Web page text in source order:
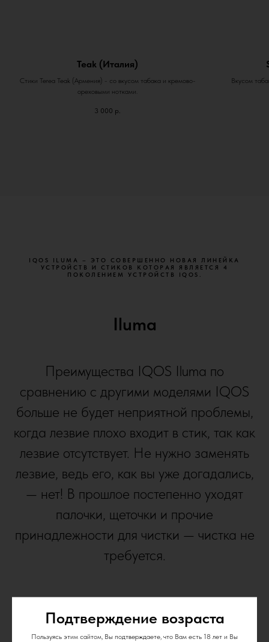
Подтверждение возраста
Пользуясь этим сайтом, Вы подтверждаете, что Вам есть 18 лет и Вы
Teak (Италия)
Стики Terea Teak (Армения) - со вкусом табака и кремово-
ореховыми нотками.
3 000 р.
Вкусом
IQOS ILUMA – ЭТО СОВЕРШЕННО НОВАЯ ЛИНЕЙКА
УСТРОЙСТВ И СТИКОВ КОТОРАЯ ЯВЛЯЕТСЯ 4
ПОКОЛЕНИЕМ УСТРОЙСТВ IQOS.
Iluma
Преимущества IQOS Iluma по
сравнению с другими моделями IQOS
больше не будет неприятной проблемы,
когда лезвие плохо входит в стик, так как
лезвие отсутствует. Не нужно заменять
лезвие, ведь его, как вы уже догадались,
— нет! В прошлое постепенно уходят
палочки, щеточки и прочие
принадлежности для чистки — чистка не
требуется.